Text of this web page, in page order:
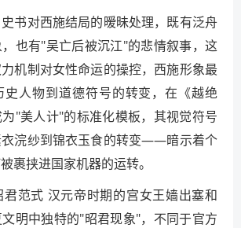
书对西施结局的暧昧处理，既有泛舟
也有"吴亡后被沉江"的悲情叙事，这
机制对女性命运的操控，西施形象最
史人物到道德符号的转变，在《越绝
"美人计"的标准化模板，其视觉符号
浣纱到锦衣玉食的转变——暗示着个
裹挟进国家机器的运转。
范式 汉元帝时期的宫女王嫱出塞和
明中独特的"昭君现象"，不同于官方